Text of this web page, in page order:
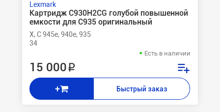
Lexmark
Картридж C930H2CG голубой повышенной
емкости для C935 оригинальный
X, C 945e, 940e, 935
34
Есть в наличии
15 000 ₽
+ Быстрый заказ